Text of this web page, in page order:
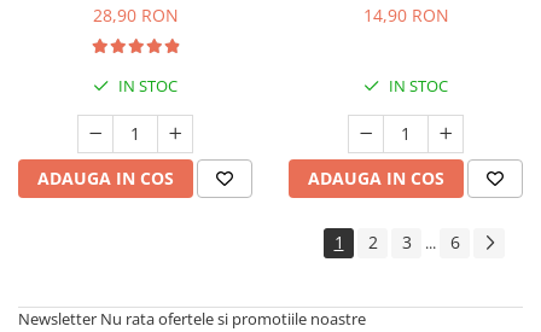
28,90 RON
IN STOC
ADAUGA IN COS
Modo Mio
14,90 RON
IN STOC
ADAUGA IN COS
1 2 3 ... 6
Newsletter Nu rata ofertele si promotiile noastre